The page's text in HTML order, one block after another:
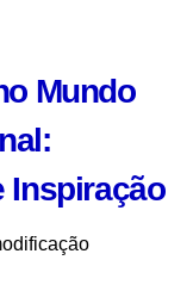
Mundo
Inspiração